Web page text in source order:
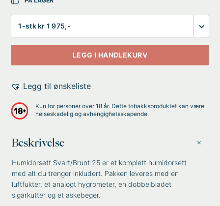
LEGG I HANDLEKURV
Legg til ønskeliste
Kun for personer over 18 år. Dette tobakksproduktet kan være
helseskadelig og avhengighetsskapende.
Beskrivelse
Humidorsett Svart/Brunt 25 er et komplett humidorsett
med alt du trenger inkludert. Pakken leveres med en
luftfukter, et analogt hygrometer, en dobbelbladet
sigarkutter og et askebeger.